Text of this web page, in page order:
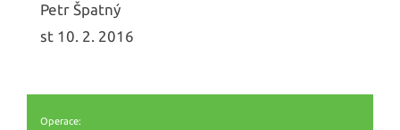
Petr Špatný
st 10. 2. 2016
Operace: